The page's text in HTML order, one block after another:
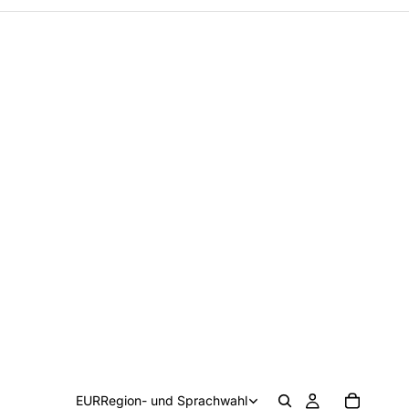
EURRegion- und Sprachwahl